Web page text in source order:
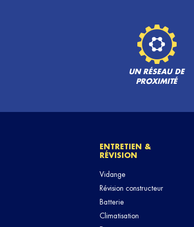
Fermé actuellement
VOIR PLUS
UN RÉSEAU DE
PROXIMITÉ
ENTRETIEN &
RÉVISION
Vidange
Révision constructeur
Batterie
Climatisation